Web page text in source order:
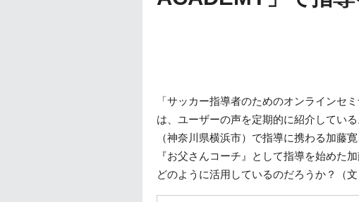
「サッカー指導者のためのオンラインセ
は、ユーザーの声を定期的に紹介してい
（神奈川県横浜市）で指導に携わる加藤
『お父さんコーチ』として指導を始めた加
どのように活用しているのだろうか？（文